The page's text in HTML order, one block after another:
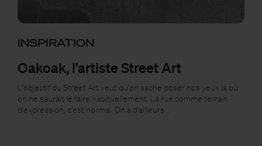
INSPIRATION
Oakoak, l'artiste Street Art
L'objectif du Street Art veut qu'on sache poser nos yeux là où
on ne saurait le faire habituellement. La rue comme terrain
d'expression, c'est normal. On a d'ailleurs…